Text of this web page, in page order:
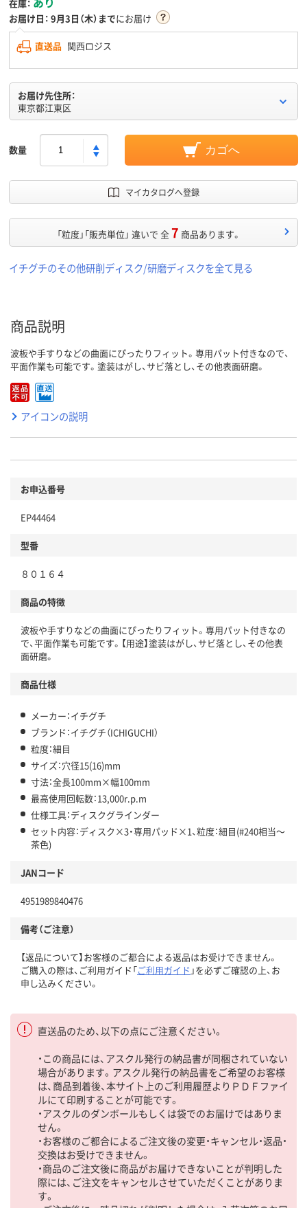
在庫：
お届け日： 9月3日（木）までにお届け
直送品 関西ロジス
お届け先住所：
東京都江東区
数量 カゴへ
マイカタログへ登録
「粒度」「販売単位」 違いで 全7 商品あります。
イチグチのその他研削ディスク/研磨ディスクを全て見る
商品説明
波板や手すりなどの曲面にぴったりフィット。専用パット付きなので、
平面作業も可能です。塗装はがし、サビ落とし、その他表面研磨。
アイコンの説明
お申込番号
EP44464
型番
８０１６４
商品の特徴
波板や手すりなどの曲面にぴったりフィット。専用パット付きなの
で、平面作業も可能です。【用途】塗装はがし、サビ落とし、その他表
面研磨。
商品仕様
メーカー：イチグチ
ブランド：イチグチ（ICHIGUCHI）
粒度：細目
サイズ：穴径15(16)mm
寸法：全長100mm×幅100mm
最高使用回転数：13,000r.p.m
仕様工具：ディスクグラインダー
セット内容：ディスク×3・専用パッド×1、粒度：細目(#240相当～
茶色)
JANコード
4951989840476
備考（ご注意）
【返品について】お客様のご都合による返品はお受けできません。
ご購入の際は、ご利用ガイド「ご利用ガイド 」を必ずご確認の上、お
申し込みください。
直送品のため、以下の点にご注意ください。
・この商品には、アスクル発行の納品書が同梱されていない
場合があります。アスクル発行の納品書をご希望のお客様
は、商品到着後、本サイト上のご利用履歴よりＰＤＦファイ
ルにて印刷することが可能です。
・アスクルのダンボールもしくは袋でのお届けではありま
せん。
・お客様のご都合によるご注文後の変更・キャンセル・返品・
交換はお受けできません。
・商品のご注文後に商品がお届けできないことが判明した
際には、ご注文をキャンセルさせていただくことがありま
す。